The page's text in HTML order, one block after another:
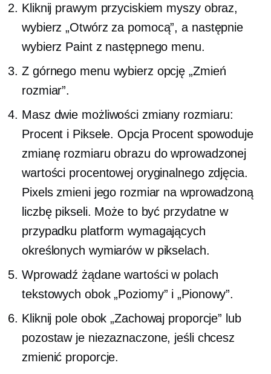
Kliknij prawym przyciskiem myszyobraz,
wybierz „Otwórz za pomocą”, a następnie
wybierz Paint z następnego menu.
Z górnego menu wybierz opcję „Zmień
rozmiar”.
Masz dwie możliwości zmiany rozmiaru:
Procent i Piksele. Opcja Procent spowoduje
zmianę rozmiaru obrazu do wprowadzonej
wartości procentowej oryginalnego zdjęcia.
Pixels zmieni jego rozmiar na wprowadzoną
liczbę pikseli. Może to być przydatne w
przypadku platform wymagających
określonych wymiarów w pikselach.
Wprowadź żądane wartości w polach
tekstowych obok „Poziomy” i „Pionowy”.
Kliknij pole obok „Zachowaj proporcje” lub
pozostaw je niezaznaczone, jeśli chcesz
zmienić proporcje.